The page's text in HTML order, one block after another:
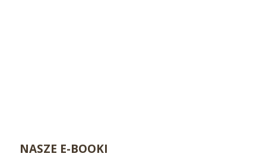
NASZE E-BOOKI